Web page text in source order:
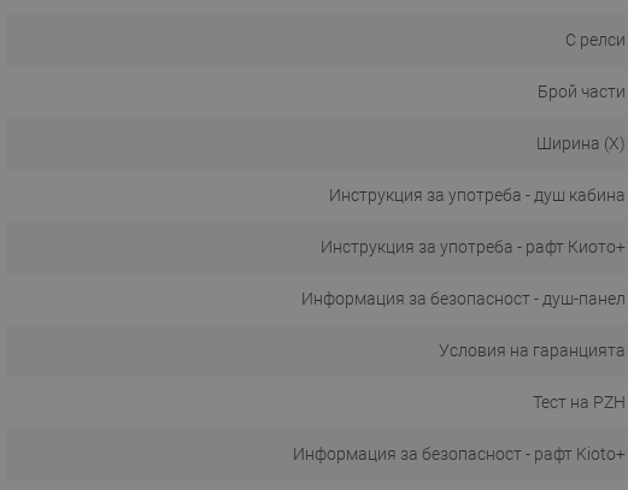
С релси
Брой части
Ширина (X)
Инструкция за употреба - душ кабина
Инструкция за употреба - рафт Киото+
Информация за безопасност - душ-панел
Условия на гаранцията
Тест на PZH
Информация за безопасност - рафт Kioto+